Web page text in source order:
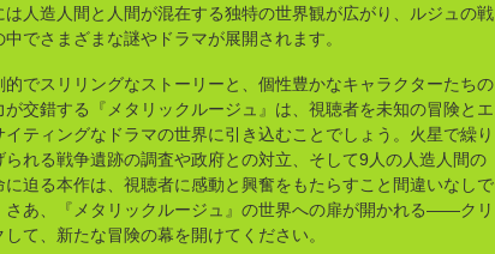
は人造人間と人間が混在する独特の世界観が広がり、ルジュの戦
中でさまざまな謎やドラマが展開されます。
的でスリリングなストーリーと、個性豊かなキャラクターたちの
が交錯する『メタリックルージュ』は、視聴者を未知の冒険とエ
イティングなドラマの世界に引き込むことでしょう。火星で繰り
られる戦争遺跡の調査や政府との対立、そして9人の人造人間の
に迫る本作は、視聴者に感動と興奮をもたらすこと間違いなしで
さあ、『メタリックルージュ』の世界への扉が開かれる――クリ
して、新たな冒険の幕を開けてください。